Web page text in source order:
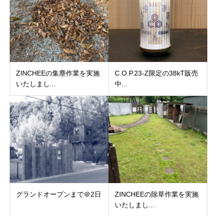
ZINCHEEの集塵作業を実施
いたしまし...
C.O.P.23-Z限定の38kT販売
中...
グランドオープンまで＠2日
ZINCHEEの除草作業を実施
いたしまし...